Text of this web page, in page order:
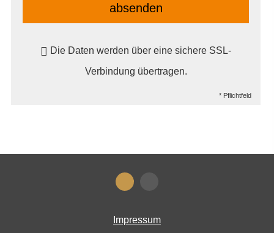
absenden
Die Daten werden über eine sichere SSL-
Verbindung übertragen.
* Pflichtfeld
Impressum